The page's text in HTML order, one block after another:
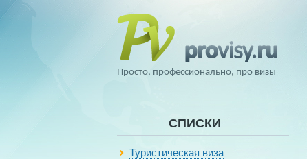
Просто, профессионально, про визы
СПИСКИ
Туристическая виза